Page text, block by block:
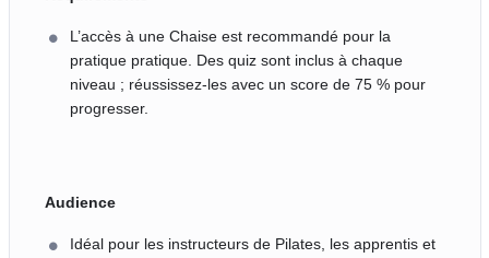
L’accès à une Chaise est recommandé pour la
pratique pratique. Des quiz sont inclus à chaque
niveau ; réussissez-les avec un score de 75 % pour
progresser.
Audience
Idéal pour les instructeurs de Pilates, les apprentis et